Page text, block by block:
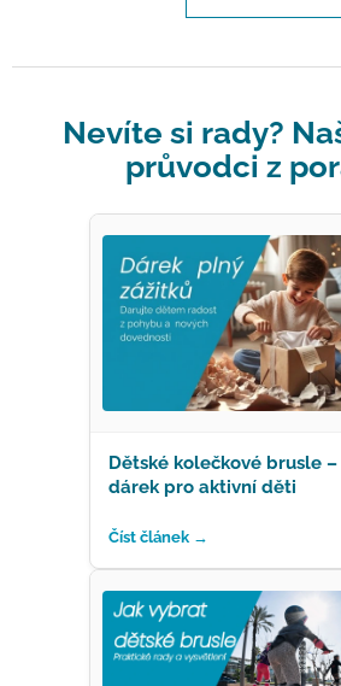
Nevíte si rady?
průvodci z
Dětské kolečkové brusle
dárek pro aktivní děti
Číst článek →